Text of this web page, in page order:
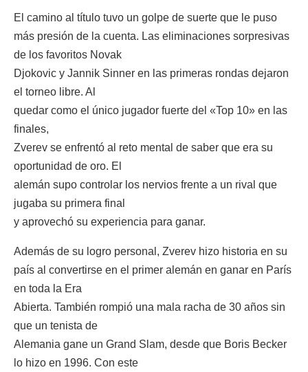
El camino al título tuvo un golpe de suerte que le puso
más presión de la cuenta. Las eliminaciones sorpresivas
de los favoritos Novak
Djokovic y Jannik Sinner en las primeras rondas dejaron
el torneo libre. Al
quedar como el único jugador fuerte del «Top 10» en las
finales,
Zverev se enfrentó al reto mental de saber que era su
oportunidad de oro. El
alemán supo controlar los nervios frente a un rival que
jugaba su primera final
y aprovechó su experiencia para ganar.
Además de su logro personal, Zverev hizo historia en su
país al convertirse en el primer alemán en ganar en París
en toda la Era
Abierta. También rompió una mala racha de 30 años sin
que un tenista de
Alemania gane un Grand Slam, desde que Boris Becker
lo hizo en 1996. Con este